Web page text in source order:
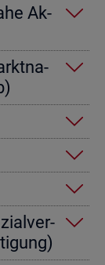
Ak­